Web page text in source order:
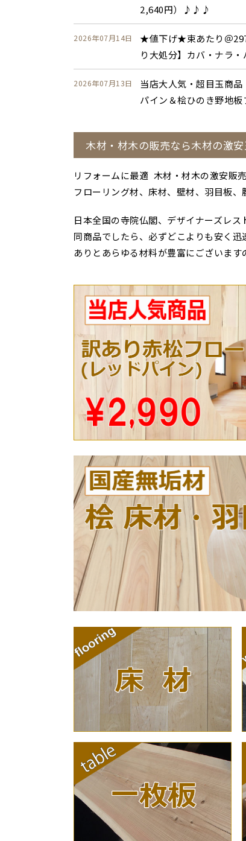
2,640円）♪♪♪
2026年07月14日
★値下げ★束あたり＠
り大処分】カバ・ナラ
2026年07月13日
当店大人気・超目玉商
パイン＆桧ひのき野地
木材・材木の販売なら木材の激
リフォームに最適 木材・材木の激安販売
フローリング材、床材、壁材、羽目板、
日本全国の寺院仏閣、デザイナーズレ
同商品でしたら、必ずどこよりも安く迅
ありとあらゆる材料が豊富にございま